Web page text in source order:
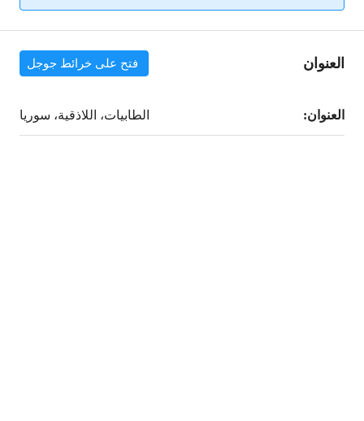
العنوان فتح على خرائط جوجل
العنوان: الطابيات، اللاذقية، سوريا